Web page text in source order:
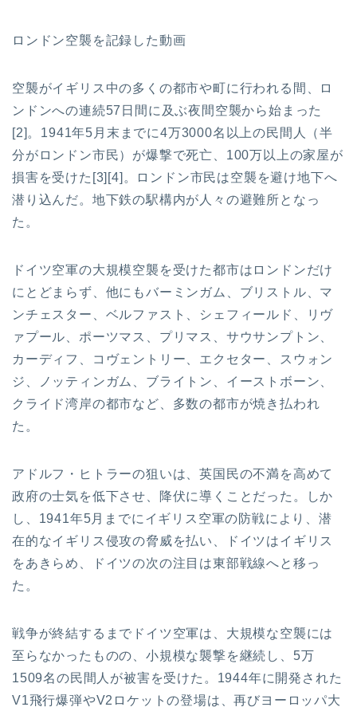
ロンドン空襲を記録した動画
空襲がイギリス中の多くの都市や町に行われる間、ロ
ンドンへの連続57日間に及ぶ夜間空襲から始まった
[2]。1941年5月末までに4万3000名以上の民間人（半
分がロンドン市民）が爆撃で死亡、100万以上の家屋が
損害を受けた[3][4]。ロンドン市民は空襲を避け地下へ
潜り込んだ。地下鉄の駅構内が人々の避難所となっ
た。
ドイツ空軍の大規模空襲を受けた都市はロンドンだけ
にとどまらず、他にもバーミンガム、ブリストル、マ
ンチェスター、ベルファスト、シェフィールド、リヴ
ァプール、ポーツマス、プリマス、サウサンプトン、
カーディフ、コヴェントリー、エクセター、スウォン
ジ、ノッティンガム、ブライトン、イーストボーン、
クライド湾岸の都市など、多数の都市が焼き払われ
た。
アドルフ・ヒトラーの狙いは、英国民の不満を高めて
政府の士気を低下させ、降伏に導くことだった。しか
し、1941年5月までにイギリス空軍の防戦により、潜
在的なイギリス侵攻の脅威を払い、ドイツはイギリス
をあきらめ、ドイツの次の注目は東部戦線へと移っ
た。
戦争が終結するまでドイツ空軍は、大規模な空襲には
至らなかったものの、小規模な襲撃を継続し、5万
1509名の民間人が被害を受けた。1944年に開発された
V1飛行爆弾やV2ロケットの登場は、再びヨーロッパ大